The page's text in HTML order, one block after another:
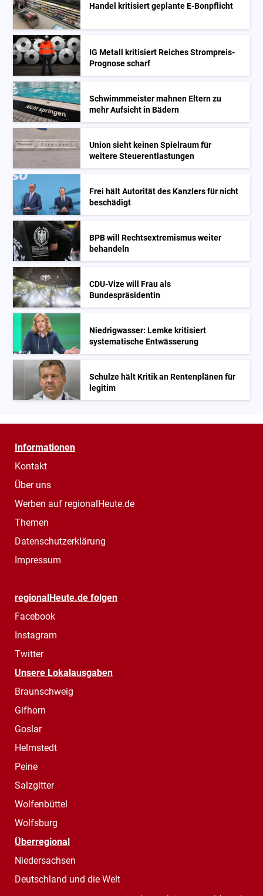
Handel kritisiert geplante E-Bonpflicht
IG Metall kritisiert Reiches Strompreis-
Prognose scharf
Schwimmmeister mahnen Eltern zu
mehr Aufsicht in Bädern
Union sieht keinen Spielraum für
weitere Steuerentlastungen
Frei hält Autorität des Kanzlers für nicht
beschädigt
BPB will Rechtsextremismus weiter
behandeln
CDU-Vize will Frau als
Bundespräsidentin
Niedrigwasser: Lemke kritisiert
systematische Entwässerung
Schulze hält Kritik an Rentenplänen für
legitim
Informationen
Kontakt
Über uns
Werben auf regionalHeute.de
Themen
Datenschutzerklärung
Impressum
regionalHeute.de folgen
Facebook
Instagram
Twitter
Unsere Lokalausgaben
Braunschweig
Gifhorn
Goslar
Helmstedt
Peine
Salzgitter
Wolfenbüttel
Wolfsburg
Überregional
Niedersachsen
Deutschland und die Welt